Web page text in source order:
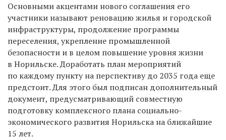
Основными акцентами нового соглашения его
участники называют реновацию жилья и городской
инфраструктуры, продолжение программы
переселения, укрепление промышленной
безопасности и в целом повышение уровня жизни
в Норильске. Доработать план мероприятий
по каждому пункту на перспективу до 2035 года еще
предстоит. Для этого был подписан дополнительный
документ, предусматривающий совместную
подготовку комплексного плана социально-
экономического развития Норильска на ближайшие
15 лет.